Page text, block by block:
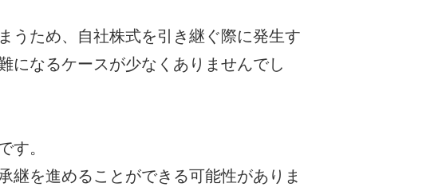
うため、自社株式を引き継ぐ際に発生す
になるケースが少なくありませんでし
す。
継を進めることができる可能性がありま